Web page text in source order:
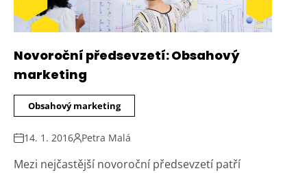
Novoroční předsevzetí: Obsahový
marketing
Obsahový marketing
14. 1. 2016 Petra Malá
Mezi nejčastější novoroční předsevzetí patří